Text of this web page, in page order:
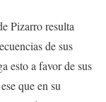
Pizarro resulta
de sus
esto a favor de sus
que en su